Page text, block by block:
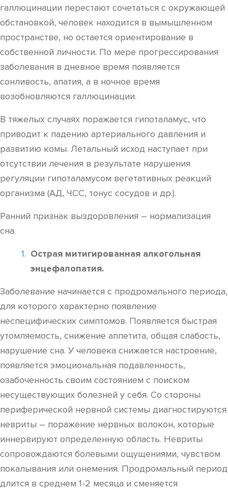
галлюцинации перестают сочетаться с окружающей
обстановкой, человек находится в вымышленном
пространстве, но остается ориентирование в
собственной личности. По мере прогрессирования
заболевания в дневное время появляется
сонливость, апатия, а в ночное время
возобновляются галлюцинации.
В тяжелых случаях поражается гипоталамус, что
приводит к падению артериального давления и
развитию комы. Летальный исход наступает при
отсутствии лечения в результате нарушения
регуляции гипоталамусом вегетативных реакций
организма (АД, ЧСС, тонус сосудов и др.).
Ранний признак выздоровления – нормализация
сна.
Острая митигированная алкогольная
энцефалопатия.
Заболевание начинается с продромального периода,
для которого характерно появление
неспецифических симптомов. Появляется быстрая
утомляемость, снижение аппетита, общая слабость,
нарушение сна. У человека снижается настроение,
появляется эмоциональная подавленность,
озабоченность своим состоянием с поиском
несуществующих болезней у себя. Со стороны
периферической нервной системы диагностируются
невриты – поражение нервных волокон, которые
иннервируют определенную область. Невриты
сопровождаются болевыми ощущениями, чувством
покалывания или онемения. Продромальный период
длится в среднем 1-2 месяца и сменяется